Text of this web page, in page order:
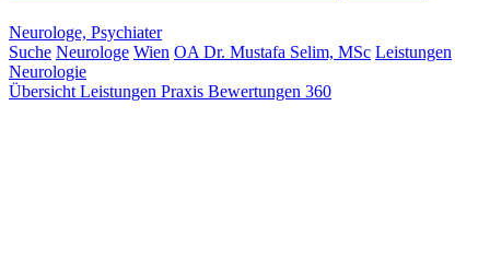
Neurologe, Psychiater
Suche Neurologe Wien OA Dr. Mustafa Selim, MSc Leistungen
Neurologie
Übersicht Leistungen Praxis Bewertungen 360